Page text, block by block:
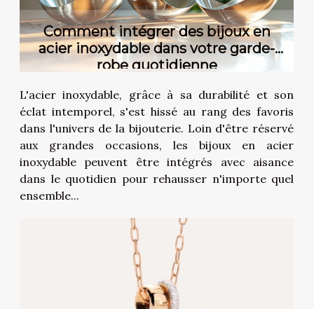
Comment intégrer des bijoux en
acier inoxydable dans votre garde-
robe quotidienne
L'acier inoxydable, grâce à sa durabilité et son
éclat intemporel, s'est hissé au rang des favoris
dans l'univers de la bijouterie. Loin d'être réservé
aux grandes occasions, les bijoux en acier
inoxydable peuvent être intégrés avec aisance
dans le quotidien pour rehausser n'importe quel
ensemble...